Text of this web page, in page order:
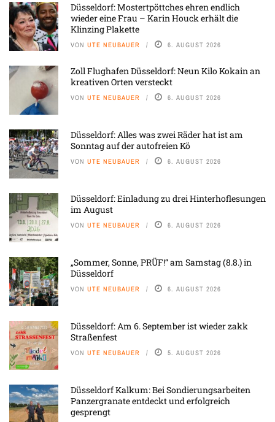
Düsseldorf: Mostertpöttches ehren endlich
wieder eine Frau – Karin Houck erhält die
Klinzing Plakette
VON UTE NEUBAUER 6. AUGUST 2026
Zoll Flughafen Düsseldorf: Neun Kilo Kokain an
kreativen Orten versteckt
VON UTE NEUBAUER 6. AUGUST 2026
Düsseldorf: Alles was zwei Räder hat ist am
Sonntag auf der autofreien Kö
VON UTE NEUBAUER 6. AUGUST 2026
Düsseldorf: Einladung zu drei Hinterhoflesungen
im August
VON UTE NEUBAUER 6. AUGUST 2026
„Sommer, Sonne, PRÜF!“ am Samstag (8.8.) in
Düsseldorf
VON UTE NEUBAUER 6. AUGUST 2026
Düsseldorf: Am 6. September ist wieder zakk
Straßenfest
VON UTE NEUBAUER 5. AUGUST 2026
Düsseldorf Kalkum: Bei Sondierungsarbeiten
Panzergranate entdeckt und erfolgreich
gesprengt